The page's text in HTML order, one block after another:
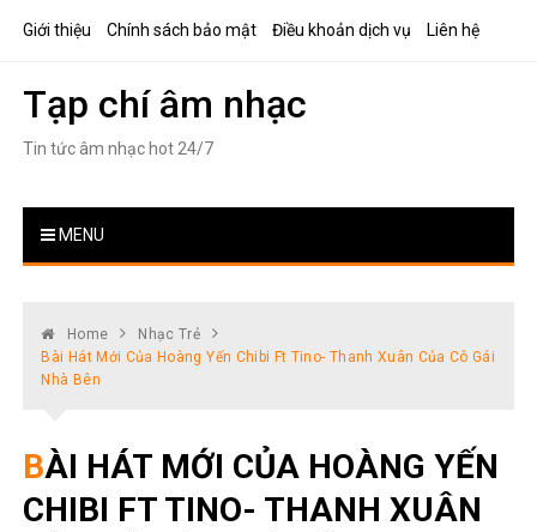
Giới thiệu Chính sách bảo mật Điều khoản dịch vụ Liên hệ
Tạp chí âm nhạc
Tin tức âm nhạc hot 24/7
MENU
Home
Nhạc Trẻ
Bài Hát Mới Của Hoàng Yến Chibi Ft Tino- Thanh Xuân Của Cô Gái
Nhà Bên
BÀI HÁT MỚI CỦA HOÀNG YẾN
CHIBI FT TINO- THANH XUÂN